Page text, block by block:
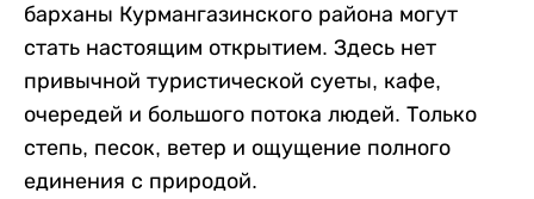
барханы Курмангазинского района могут
стать настоящим открытием. Здесь нет
привычной туристической суеты, кафе,
очередей и большого потока людей. Только
степь, песок, ветер и ощущение полного
единения с природой.